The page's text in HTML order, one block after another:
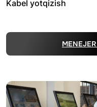
Kabel yotqizish